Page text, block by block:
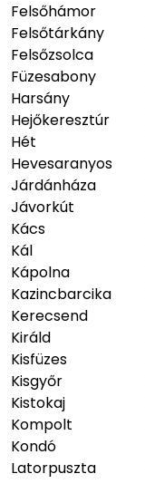
Felsőhámor
Felsőtárkány
Felsőzsolca
Füzesabony
Harsány
Hejőkeresztúr
Hét
Hevesaranyos
Járdánháza
Jávorkút
Kács
Kál
Kápolna
Kazincbarcika
Kerecsend
Királd
Kisfüzes
Kisgyőr
Kistokaj
Kompolt
Kondó
Latorpuszta